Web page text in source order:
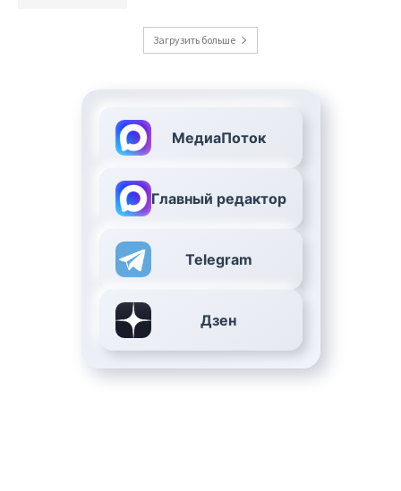
Загрузить больше
МедиаПоток
Главный редактор
Telegram
Дзен